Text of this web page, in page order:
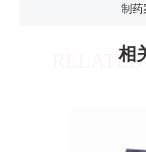
制药
相